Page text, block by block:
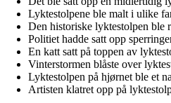
Lyktestolpene ble malt i ulike
Den historiske lyktestolpen ble
Politiet hadde satt opp
En katt satt på toppen av
Vinterstormen blåste over
Lyktestolpen på hjørnet ble et
Artisten klatret opp på